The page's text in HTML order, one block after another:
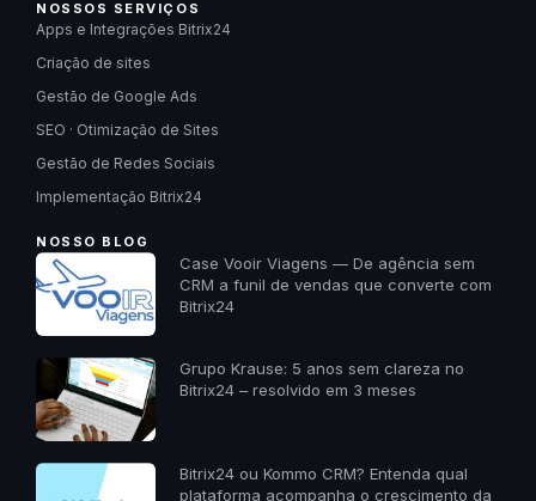
NOSSOS SERVIÇOS
Apps e Integrações Bitrix24
Criação de sites
Gestão de Google Ads
SEO · Otimização de Sites
Gestão de Redes Sociais
Implementação Bitrix24
NOSSO BLOG
Case Vooir Viagens — De agência sem
CRM a funil de vendas que converte com
Bitrix24
Grupo Krause: 5 anos sem clareza no
Bitrix24 – resolvido em 3 meses
Bitrix24 ou Kommo CRM? Entenda qual
plataforma acompanha o crescimento da